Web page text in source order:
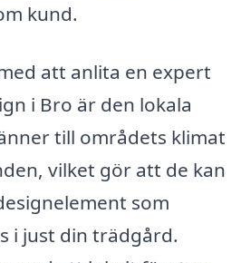
kund.
att anlita en expert
i Bro är den lokala
till områdets klimat
vilket gör att de kan
som
i just din trädgård.